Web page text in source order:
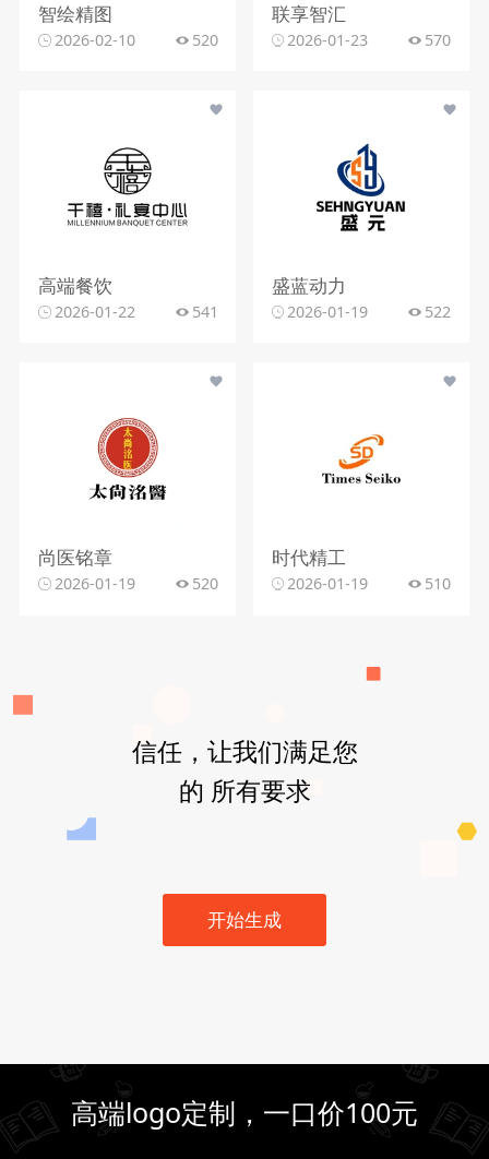
智绘精图
2026-02-10 520
联享智汇
2026-01-23 570
高端餐饮
2026-01-22 541
盛蓝动力
2026-01-19 522
尚医铭章
2026-01-19 520
时代精工
2026-01-19 510
信任，让我们满足您
的 所有要求
开始生成
高端logo定制，一口价100元